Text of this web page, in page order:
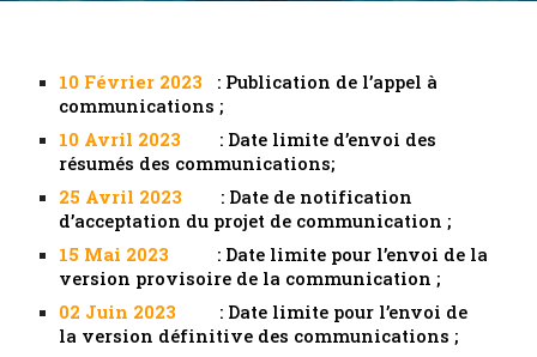
10 Février 2023
: Publication de l’appel à
communications ;
10 Avril 2023
: Date limite d’envoi des
résumés des communications;
25 Avril 2023 : Date de notification
d’acceptation du projet de communication ;
15 Mai 2023
: Date limite pour l’envoi de la
version provisoire de la communication ;
02 Juin 2023
: Date limite pour l’envoi de
la version définitive des communications ;